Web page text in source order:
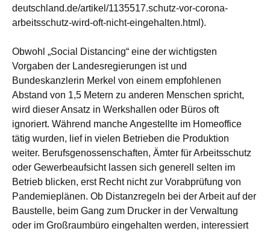
deutschland.de/artikel/1135517.schutz-vor-corona-
arbeitsschutz-wird-oft-nicht-eingehalten.html).
Obwohl „Social Distancing“ eine der wichtigsten
Vorgaben der Landesregierungen ist und
Bundeskanzlerin Merkel von einem empfohlenen
Abstand von 1,5 Metern zu anderen Menschen spricht,
wird dieser Ansatz in Werkshallen oder Büros oft
ignoriert. Während manche Angestellte im Homeoffice
tätig wurden, lief in vielen Betrieben die Produktion
weiter. Berufsgenossenschaften, Ämter für Arbeitsschutz
oder Gewerbeaufsicht lassen sich generell selten im
Betrieb blicken, erst Recht nicht zur Vorabprüfung von
Pandemieplänen. Ob Distanzregeln bei der Arbeit auf der
Baustelle, beim Gang zum Drucker in der Verwaltung
oder im Großraumbüro eingehalten werden, interessiert